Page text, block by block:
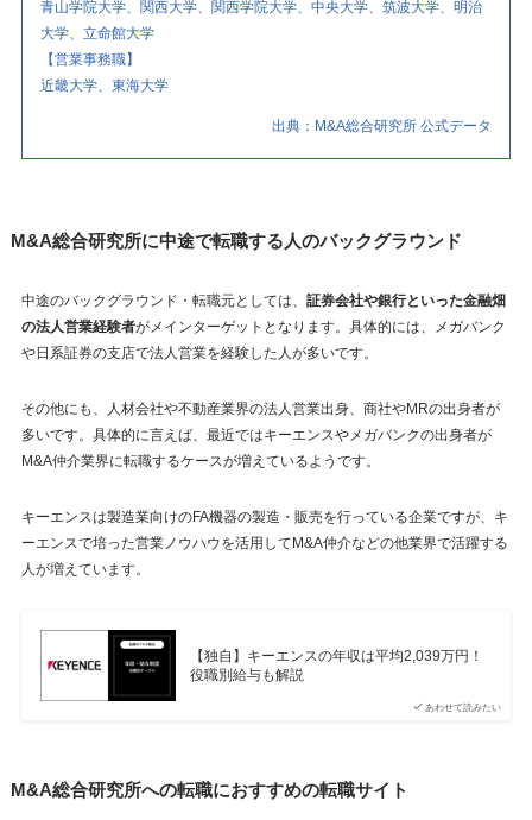
青山学院大学、関西大学、関西学院大学、中央大学、筑波大学、明治
大学、立命館大学
【営業事務職】
近畿大学、東海大学
出典：M&A総合研究所 公式データ
M&A総合研究所に中途で転職する人のバックグラウンド
中途のバックグラウンド・転職元としては、 証券会社や銀行といった金融畑
の法人営業経験者がメインターゲットとなります。具体的には、メガバンク
や日系証券の支店で法人営業を経験した人が多いです。
その他にも、人材会社や不動産業界の法人営業出身、商社やMRの出身者が
多いです。具体的に言えば、最近ではキーエンスやメガバンクの出身者が
M&A仲介業界に転職するケースが増えているようです。
キーエンスは製造業向けのFA機器の製造・販売を行っている企業ですが、キ
ーエンスで培った営業ノウハウを活用してM&A仲介などの他業界で活躍する
人が増えています。
あわせて読みたい
【独自】キーエンスの年収は平均2,039万円！
役職別給与も解説
M&A総合研究所への転職におすすめの転職サイト